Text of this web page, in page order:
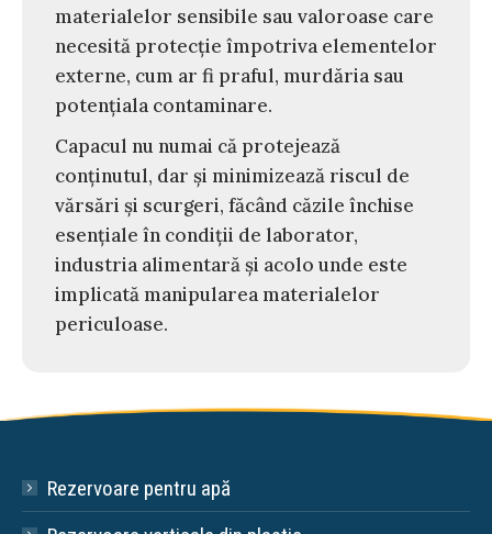
materialelor sensibile sau valoroase care
necesită protecție împotriva elementelor
externe, cum ar fi praful, murdăria sau
potențiala contaminare.
Capacul nu numai că protejează
conținutul, dar și minimizează riscul de
vărsări și scurgeri, făcând căzile închise
esențiale în condiții de laborator,
industria alimentară și acolo unde este
implicată manipularea materialelor
periculoase.
Rezervoare pentru apă